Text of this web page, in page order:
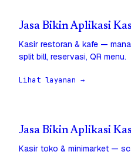
Jasa Bikin Aplikasi
Kasir restoran & kafe —
split bill, reservasi, QR menu.
Lihat layanan →
Jasa Bikin Aplikasi
Kasir toko & minimarket —